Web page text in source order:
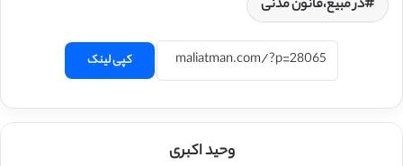
در مبیع،قانون مدنی
کپی لینک
وحید اکبری